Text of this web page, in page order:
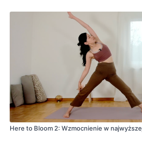
Here to Bloom 2: Wzmocnienie w